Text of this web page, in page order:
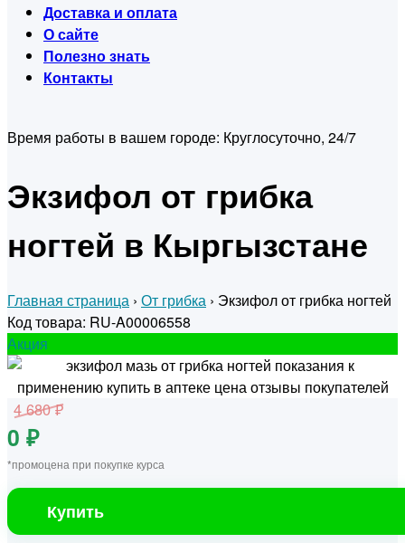
Доставка и оплата
О сайте
Полезно знать
Контакты
Время работы в вашем городе: Круглосуточно, 24/7
Экзифол от грибка
ногтей в Кыргызстане
Главная страница › От грибка › Экзифол от грибка ногтей
Код товара: RU-A00006558
Акция
4 680 ₽
0 ₽
*промоцена при покупке курса
Купить